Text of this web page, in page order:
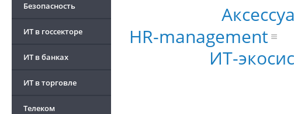
Безопасность
ИТ в госсекторе
ИТ в банках
ИТ в торговле
Телеком
ИТ-
HR-management